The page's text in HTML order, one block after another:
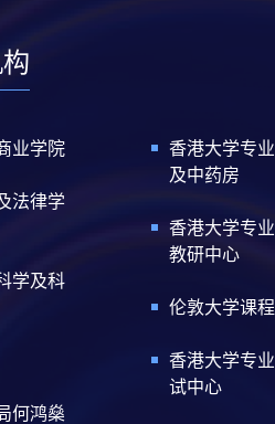
业学院
法律学
学及科
何鸿燊
香港大学专
及中药房
香港大学专
教研中心
伦敦大学课程
香港大学专
试中心